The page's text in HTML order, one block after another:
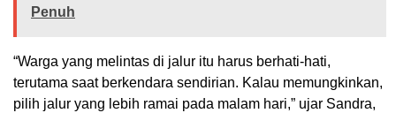
Penuh
“Warga yang melintas di jalur itu harus berhati-hati,
terutama saat berkendara sendirian. Kalau memungkinkan,
pilih jalur yang lebih ramai pada malam hari,” ujar Sandra,